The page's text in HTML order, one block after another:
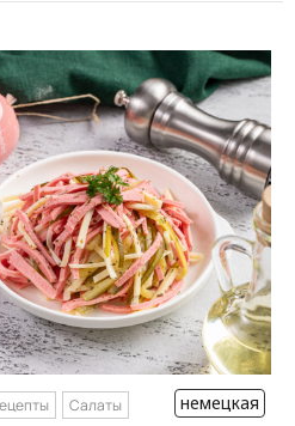
Салаты немецкая